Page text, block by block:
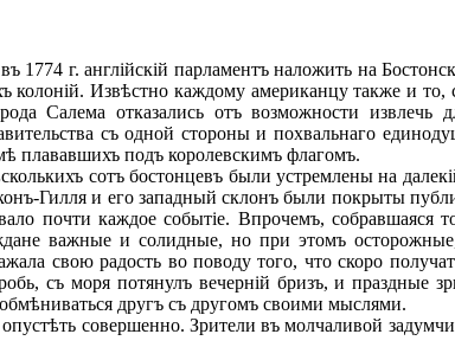
г. англійскій парламентъ наложить на
колоній. Извѣстно каждому американцу также и
Салема отказались отъ возможности извлечь
съ одной стороны и похвальнаго
плававшихъ подъ королевскимъ флагомъ.
сотъ бостонцевъ были устремлены на
Гилля и его западный склонъ были покрыты
почти каждое событіе. Впрочемъ, собравшаяся
важные и солидные, но при этомъ
свою радость во поводу того, что скоро
съ моря потянулъ вечерній бризъ, и праздные
другъ съ другомъ своими мыслями.
совершенно. Зрители въ молчаливой